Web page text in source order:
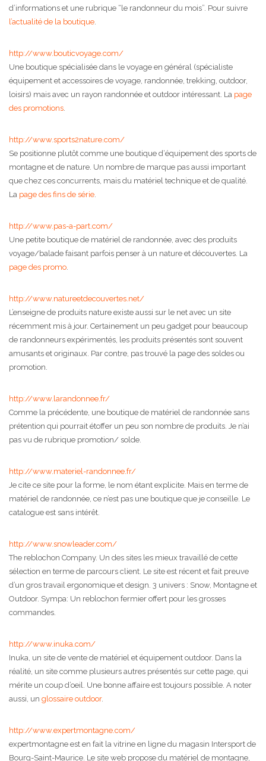
d’informations et une rubrique “le randonneur du mois”. Pour suivre
l’actualité de la boutique.
http://www.bouticvoyage.com/
Une boutique spécialisée dans le voyage en général (spécialiste
équipement et accessoires de voyage, randonnée, trekking, outdoor,
loisirs) mais avec un rayon randonnée et outdoor intéressant. La page
des promotions.
http://www.sports2nature.com/
Se positionne plutôt comme une boutique d‘équipement des sports de
montagne et de nature. Un nombre de marque pas aussi important
que chez ces concurrents, mais du matériel technique et de qualité.
La page des fins de série.
http://www.pas-a-part.com/
Une petite boutique de matériel de randonnée, avec des produits
voyage/balade faisant parfois penser à un nature et découvertes. La
page des promo.
http://www.natureetdecouvertes.net/
L’enseigne de produits nature existe aussi sur le net avec un site
récemment mis à jour. Certainement un peu gadget pour beaucoup
de randonneurs expérimentés, les produits présentés sont souvent
amusants et originaux. Par contre, pas trouvé la page des soldes ou
promotion.
http://www.larandonnee.fr/
Comme la précédente, une boutique de matériel de randonnée sans
prétention qui pourrait étoffer un peu son nombre de produits. Je n’ai
pas vu de rubrique promotion/ solde.
http://www.materiel-randonnee.fr/
Je cite ce site pour la forme, le nom étant explicite. Mais en terme de
matériel de randonnée, ce n’est pas une boutique que je conseille. Le
catalogue est sans intérêt.
http://www.snowleader.com/
The reblochon Company. Un des sites les mieux travaillé de cette
sélection en terme de parcours client. Le site est récent et fait preuve
d’un gros travail ergonomique et design. 3 univers : Snow, Montagne et
Outdoor. Sympa: Un reblochon fermier offert pour les grosses
commandes.
http://www.inuka.com/
Inuka, un site de vente de matériel et équipement outdoor. Dans la
réalité, un site comme plusieurs autres présentés sur cette page, qui
mérite un coup d’oeil. Une bonne affaire est toujours possible. A noter
aussi, un glossaire outdoor.
http://www.expertmontagne.com/
expertmontagne est en fait la vitrine en ligne du magasin Intersport de
Bourg-Saint-Maurice. Le site web propose du matériel de montagne,